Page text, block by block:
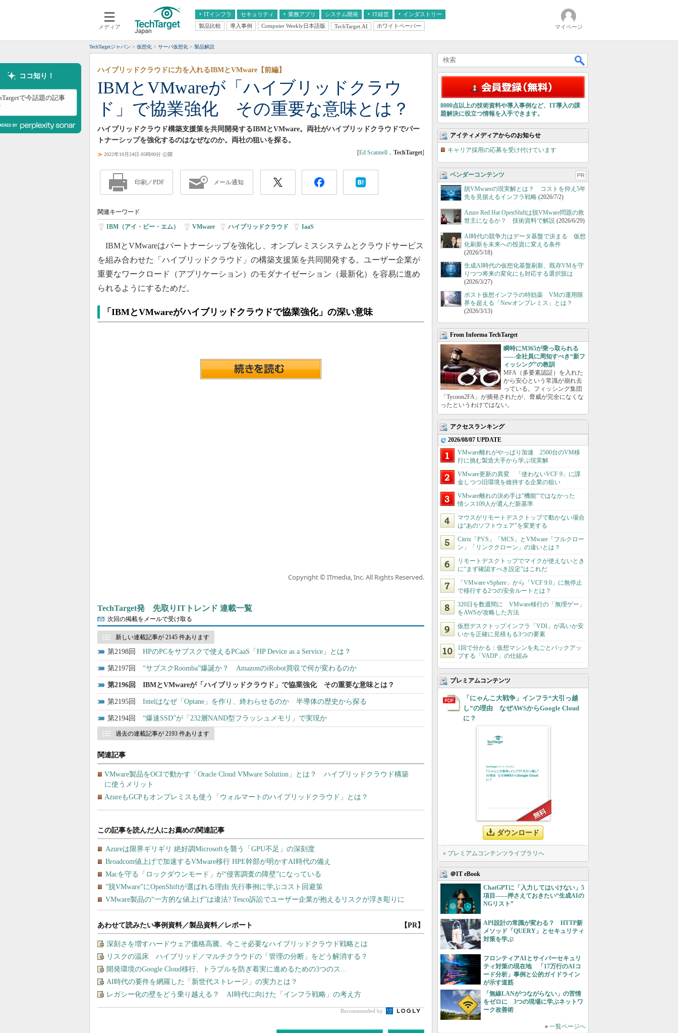
メディア
ITインフラ
クラウド
スマートモバイル
ネットワーク
システム運用管理
セキュリティ 業務アプリ
エンタープライズAI
ERP
CX
情報系システム
システム開発 IT経営
経営とIT
インダストリー
医療IT
製品比較 導入事例 Computer Weekly日本語版 TechTarget.AI ホワイトペーパー マイページ
TechTargetジャパン 仮想化 サーバ仮想化 製品解説
ココ知り！
で今話題の記事
IBMとVMwareが「ハイブリッドクラウ
ド」で協業強化 その重要な意味とは？
ハイブリッドクラウドに力を入れるIBMとVMware【前編】
ハイブリッドクラウド構築支援策を共同開発するIBMとVMware。両社がハイブリッドクラウドでパー
トナーシップを強化するのはなぜなのか。両社の狙いを探る。
≫ 2022年10月24日 05時00分 公開 [Ed Scannell ， TechTarget]
印刷／PDF メール通知
関連キーワード
IBM（アイ・ビー・エム） VMware ハイブリッドクラウド IaaS
IBMとVMwareはパートナーシップを強化し、オンプレミスシステムとクラウドサービス
を組み合わせた「ハイブリッドクラウド」の構築支援策を共同開発する。ユーザー企業が
重要なワークロード（アプリケーション）のモダナイゼーション（最新化）を容易に進め
られるようにするためだ。
「IBMとVMwareがハイブリッドクラウドで協業強化」の深い意味
Copyright © ITmedia, Inc. All Rights Reserved.
TechTarget発 先取りITトレンド 連載一覧
次回の掲載をメールで受け取る
新しい連載記事が 2145 件あります
2198 HPのPCをサブスクで使えるPCaaS「HP Device as a Service」とは？
2197 “サブスクRoomba”爆誕か？ AmazonのiRobot買収で何が変わるのか
2196 IBMとVMwareが「ハイブリッドクラウド」で協業強化 その重要な意味とは？
2195 Intelはなぜ「Optane」を作り、終わらせるのか 半導体の歴史から探る
2194 “爆速SSD”が「232層NAND型フラッシュメモリ」で実現か
過去の連載記事が 2193 件あります
関連記事
VMware製品をOCIで動かす「Oracle Cloud VMware Solution」とは？ ハイブリッドクラウド構築
に使うメリット
AzureもGCPもオンプレミスも使う「ウォルマートのハイブリッドクラウド」とは？
あわせて読みたい事例資料／製品資料／レポート 【PR】
深刻さを増すハードウェア価格高騰、今こそ必要なハイブリッドクラウド戦略とは
リスクの温床 ハイブリッド／マルチクラウドの「管理の分断」をどう解消する？
開発環境のGoogle Cloud移行、トラブルを防ぎ着実に進めるための3つのス...
AI時代の要件を網羅した「新世代ストレージ」の実力とは？
レガシー化の壁をどう乗り越える？ AI時代に向けた「インフラ戦略」の考え方
Recommended by
8000点以上の技術資料や導入事例など、IT導入の課
題解決に役立つ情報を入手できます。
アイティメディアからのお知らせ
キャリア採用の応募を受け付けています
ベンダーコンテンツ PR
脱VMwareの現実解とは？ コストを抑え5年
先を見据えるインフラ戦略 (2026/7/2)
Azure Red Hat OpenShiftは脱VMware問題の救
世主になるか？ 技術資料で解説 (2026/6/29)
AI時代の競争力はデータ基盤で決まる 仮想
化刷新を未来への投資に変える条件
(2026/5/18)
生成AI時代の仮想化基盤刷新、既存VMを守
りつつ将来の変化にも対応する選択肢は
(2026/3/27)
ポスト仮想インフラの特効薬 VMの運用限
界を超える「Newオンプレミス」とは？
(2026/3/13)
From Informa TechTarget
瞬時にM365が乗っ取られる
――全社員に周知すべき“新フ
ィッシング”の教訓
MFA（多要素認証）を入れた
から安心という常識が崩れ去
っている。フィッシング集団
「Tycoon2FA」が摘発されたが、脅威が完全になくな
ったというわけではない。
アクセスランキング
2026/08/07 UPDATE
VMware離れがやっぱり加速 2500台のVM移
行に挑む製造大手から学ぶ現実解
VMware更新の異変 「使わないVCF 9」に課
金しつつ旧環境を維持する企業の狙い
VMware離れの決め手は“機能”ではなかった
情シス109人が選んだ新基準
マウスがリモートデスクトップで動かない場合
は“あのソフトウェア”を変更する
Citrix「PVS」「MCS」とVMware「フルクロー
ン」「リンククローン」の違いとは？
リモートデスクトップでマイクが使えないとき
に“まず確認すべき設定”はこれだ
「VMware vSphere」から「VCF 9.0」に無停止
で移行する2つの安全ルートとは？
320日を数週間に VMware移行の「無理ゲー」
をAWSが攻略した方法
仮想デスクトップインフラ「VDI」が高いか安
いかを正確に見積もる3つの要素
1回で分かる：仮想マシンを丸ごとバックアッ
プする「VADP」の仕組み
プレミアムコンテンツ
「にゃんこ大戦争」インフラ“大引っ越
し”の理由 なぜAWSからGoogle Cloud
に？
ダウンロード
» プレミアムコンテンツライブラリへ
＠IT eBook
ChatGPTに「入力してはいけない」5
項目――押さえておきたい“生成AIの
NGリスト”
API設計の常識が変わる？ HTTP新
メソッド「QUERY」とセキュリティ
対策を学ぶ
フロンティアAIとサイバーセキュリ
ティ対策の現在地 「17万行のAIコ
ード分析」事例と公的ガイドライン
が示す道筋
「無線LANがつながらない」の苦情
をゼロに 3つの現場に学ぶネットワ
ーク改善術
» 一覧ページへ